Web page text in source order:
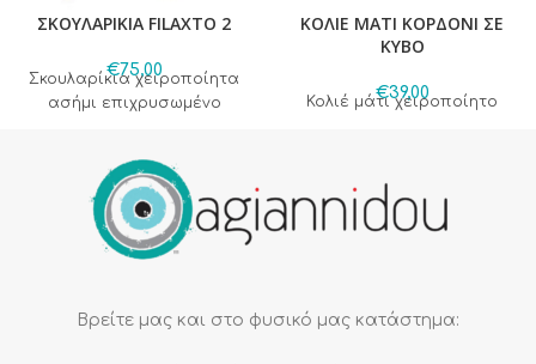
ΣΚΟΥΛΑΡΙΚΙΑ FILAXTO 2
€75,00
Σκουλαρίκια χειροποίητα
ασήμι επιχρυσωμένο
ΚΟΛΙΕ ΜΑΤΙ ΚΟΡΔΟΝΙ ΣΕ
ΚΥΒΟ
€39,00
Κολιέ μάτι χειροποίητο
Βρείτε μας και στο φυσικό μας κατάστημα: